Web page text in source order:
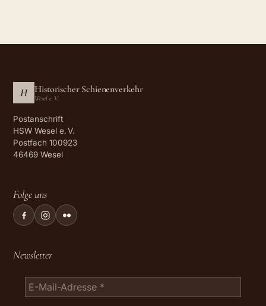
H Historischer Schienenverkehr
Wesel e. V.
Postanschrift
HSW Wesel e. V.
Postfach 100923
46469 Wesel
Folge uns
Newsletter